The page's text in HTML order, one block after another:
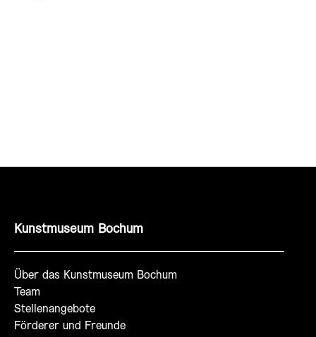
Kunstmuseum Bochum
Über das Kunstmuseum Bochum
Team
Stellenangebote
Förderer und Freunde